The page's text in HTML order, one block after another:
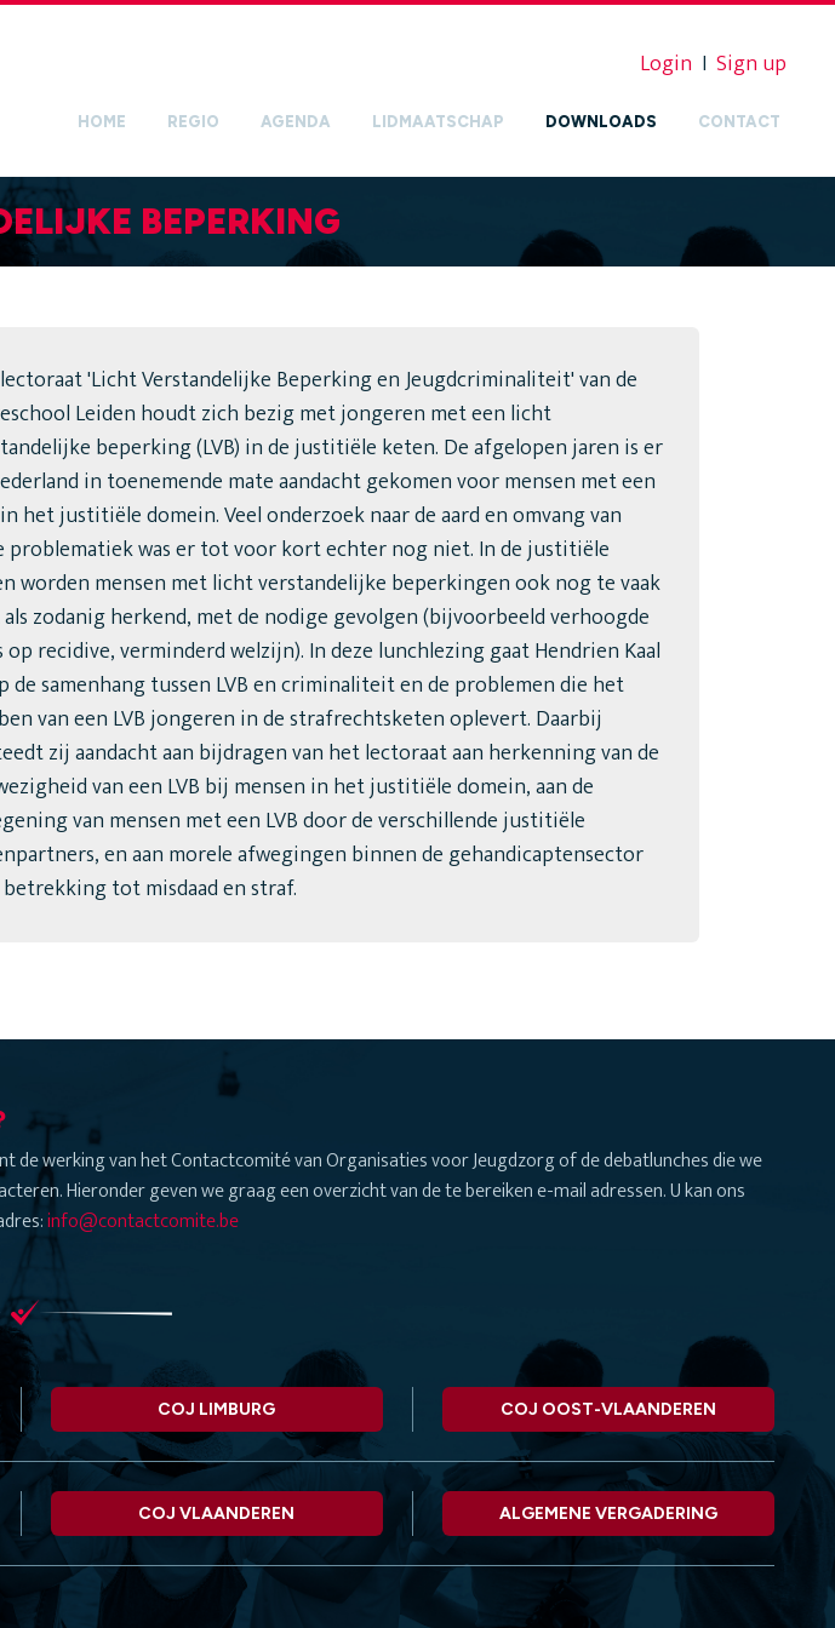
Login I Sign up
HOME REGIO AGENDA LIDMAATSCHAP DOWNLOADS CONTACT
BEPERKING
'Licht Verstandelijke Beperking en Jeugdcriminaliteit' van de
Leiden houdt zich bezig met jongeren met een licht
beperking (LVB) in de justitiële keten. De afgelopen jaren is er
in toenemende mate aandacht gekomen voor mensen met een
in het justitiële domein. Veel onderzoek naar de aard en omvang van
problematiek was er tot voor kort echter nog niet. In de justitiële
worden mensen met licht verstandelijke beperkingen ook nog te vaak
zodanig herkend, met de nodige gevolgen (bijvoorbeeld verhoogde
op recidive, verminderd welzijn). In deze lunchlezing gaat Hendrien Kaal
de samenhang tussen LVB en criminaliteit en de problemen die het
van een LVB jongeren in de strafrechtsketen oplevert. Daarbij
zij aandacht aan bijdragen van het lectoraat aan herkenning van de
van een LVB bij mensen in het justitiële domein, aan de
van mensen met een LVB door de verschillende justitiële
en aan morele afwegingen binnen de gehandicaptensector
tot misdaad en straf.
de werking van het Contactcomité van Organisaties voor Jeugdzorg of de debatlunches die we
Hieronder geven we graag een overzicht van de te bereiken e-mail adressen. U kan ons
info@contactcomite.be
COJ LIMBURG COJ OOST-VLAANDEREN
COJ VLAANDEREN ALGEMENE VERGADERING